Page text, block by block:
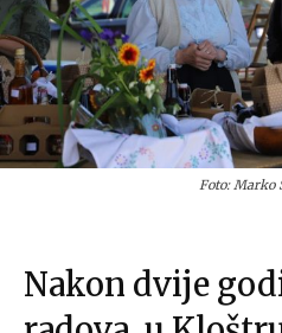
Foto: Marko
Nakon dvije